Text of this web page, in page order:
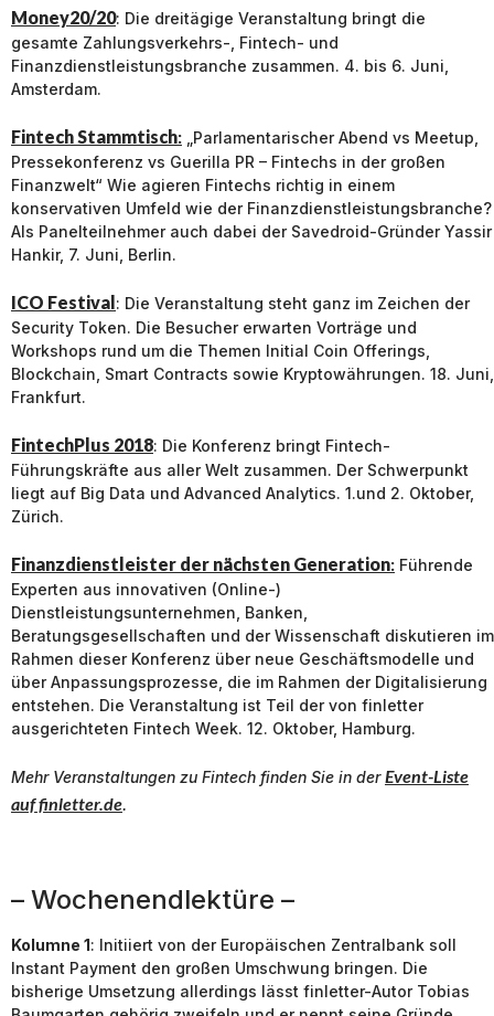
Money20/20: Die dreitägige Veranstaltung bringt die
gesamte Zahlungsverkehrs-, Fintech- und
Finanzdienstleistungsbranche zusammen. 4. bis 6. Juni,
Amsterdam.
Fintech Stammtisch: „Parlamentarischer Abend vs Meetup,
Pressekonferenz vs Guerilla PR – Fintechs in der großen
Finanzwelt“ Wie agieren Fintechs richtig in einem
konservativen Umfeld wie der Finanzdienstleistungsbranche?
Als Panelteilnehmer auch dabei der Savedroid-Gründer Yassir
Hankir, 7. Juni, Berlin.
ICO Festival : Die Veranstaltung steht ganz im Zeichen der
Security Token. Die Besucher erwarten Vorträge und
Workshops rund um die Themen Initial Coin Offerings,
Blockchain, Smart Contracts sowie Kryptowährungen. 18. Juni,
Frankfurt.
FintechPlus 2018: Die Konferenz bringt Fintech-
Führungskräfte aus aller Welt zusammen. Der Schwerpunkt
liegt auf Big Data und Advanced Analytics. 1.und 2. Oktober,
Zürich.
Finanzdienstleister der nächsten Generation: Führende
Experten aus innovativen (Online-)
Dienstleistungsunternehmen, Banken,
Beratungsgesellschaften und der Wissenschaft diskutieren im
Rahmen dieser Konferenz über neue Geschäftsmodelle und
über Anpassungsprozesse, die im Rahmen der Digitalisierung
entstehen. Die Veranstaltung ist Teil der von finletter
ausgerichteten Fintech Week. 12. Oktober, Hamburg.
Mehr Veranstaltungen zu Fintech finden Sie in derEvent-Liste
auf finletter.de.
– Wochenendlektüre –
Kolumne 1 : Initiiert von der Europäischen Zentralbank soll
Instant Payment den großen Umschwung bringen. Die
bisherige Umsetzung allerdings lässt finletter-Autor Tobias